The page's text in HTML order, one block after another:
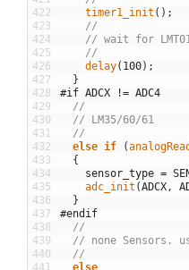
422
423
424
425
426
427
428
429
430
431
432
433
434
435
436
437
438
439
440
441
timer1_init ( ) ;
//
// wait for
//
delay( 100) ;
}
#if ADCX != ADC4
//
// LM35/60/61
//
else if (analogRead
{
sensor_type =
adc_init (ADCX ,
}
#endif
//
// none Sensors.
//
else